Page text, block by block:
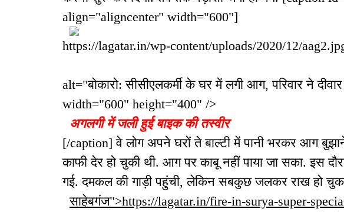
align="aligncenter" width="600"]
https://lagatar.in/wp-content/uploads/2020/12/
alt="बोकारो: सीसीएलकर्मी के घर में लगी आग, परिवार ने
width="600" height="400" />
अगलगी में जली हुई बाइक की तस्वीर
[/caption] वे लोग अपने घरों ते बाल्टी में पानी भरकर आग
काफी देर हो चुकी थी. आग पर काबू नहीं पाया जा सका. इस
गई. दमकल की गाड़ी पहुंची, लेकिन सबकुछ जलकर राख हो
साहेबगंज">https://lagatar.in/fire-in-surya-super-